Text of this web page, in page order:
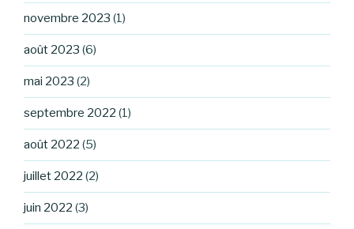
novembre 2023 (1)
août 2023 (6)
mai 2023 (2)
septembre 2022 (1)
août 2022 (5)
juillet 2022 (2)
juin 2022 (3)